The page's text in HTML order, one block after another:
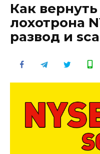
Как
лохотрона
развод и